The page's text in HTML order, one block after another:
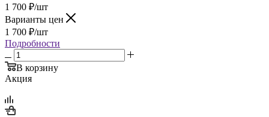
1 700 ₽/шт
Варианты цен
1 700 ₽/шт
Подробности
В корзину
Акция